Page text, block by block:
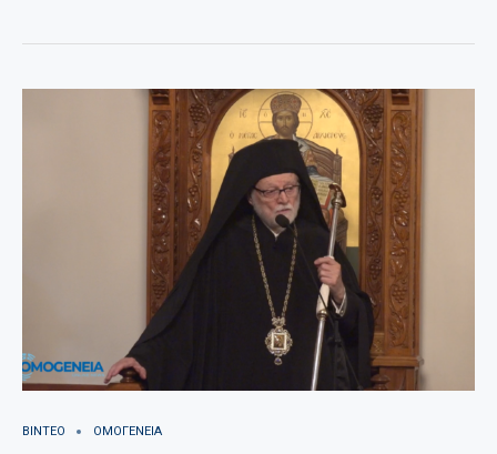
ΒΙΝΤΕΟ ΟΜΟΓΕΝΕΙΑ